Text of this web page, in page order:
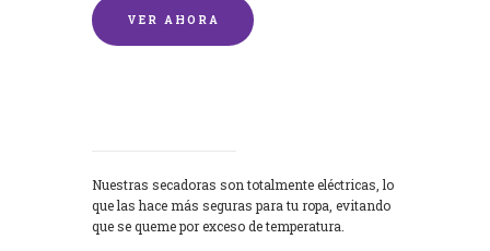
VER AHORA
Nuestras secadoras son totalmente eléctricas, lo
que las hace más seguras para tu ropa, evitando
que se queme por exceso de temperatura.